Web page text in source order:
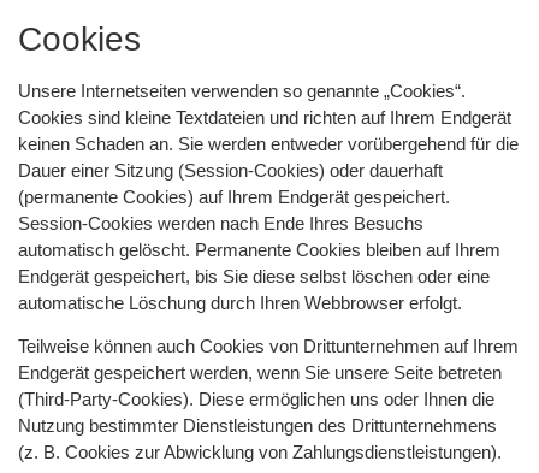
Cookies
Unsere Internetseiten verwenden so genannte „Cookies“.
Cookies sind kleine Textdateien und richten auf Ihrem Endgerät
keinen Schaden an. Sie werden entweder vorübergehend für die
Dauer einer Sitzung (Session-Cookies) oder dauerhaft
(permanente Cookies) auf Ihrem Endgerät gespeichert.
Session-Cookies werden nach Ende Ihres Besuchs
automatisch gelöscht. Permanente Cookies bleiben auf Ihrem
Endgerät gespeichert, bis Sie diese selbst löschen oder eine
automatische Löschung durch Ihren Webbrowser erfolgt.
Teilweise können auch Cookies von Drittunternehmen auf Ihrem
Endgerät gespeichert werden, wenn Sie unsere Seite betreten
(Third-Party-Cookies). Diese ermöglichen uns oder Ihnen die
Nutzung bestimmter Dienstleistungen des Drittunternehmens
(z. B. Cookies zur Abwicklung von Zahlungsdienstleistungen).